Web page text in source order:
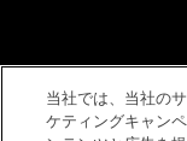
Footer ヘルプ
当社では、当社の
ケティングキャン